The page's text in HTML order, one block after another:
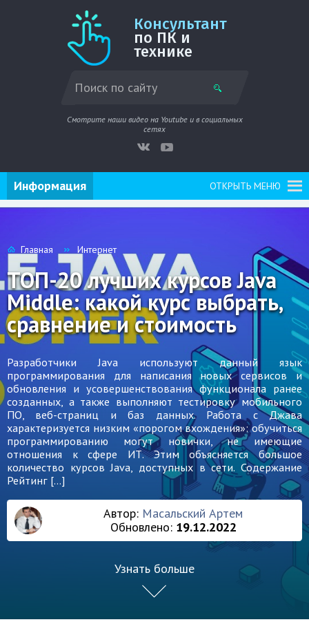
Консультант
по ПК и
технике
Смотрите наши видео на Youtube и в социальных
сетях
ОТКРЫТЬ МЕНЮ
Информация
Главная Интернет
ТОП-20 лучших курсов Java
Middle: какой курс выбрать,
сравнение и стоимость
Разработчики Java используют данный язык
программирования для написания новых сервисов и
обновления и усовершенствования функционала ранее
созданных, а также выполняют тестировку мобильного
ПО, веб-страниц и баз данных. Работа с Джава
характеризуется низким «порогом вхождения»: обучиться
программированию могут новички, не имеющие
отношения к сфере ИТ. Этим объясняется большое
количество курсов Java, доступных в сети. Содержание
Рейтинг […]
Автор: Масальский Артем
Обновлено: 19.12.2022
Узнать больше